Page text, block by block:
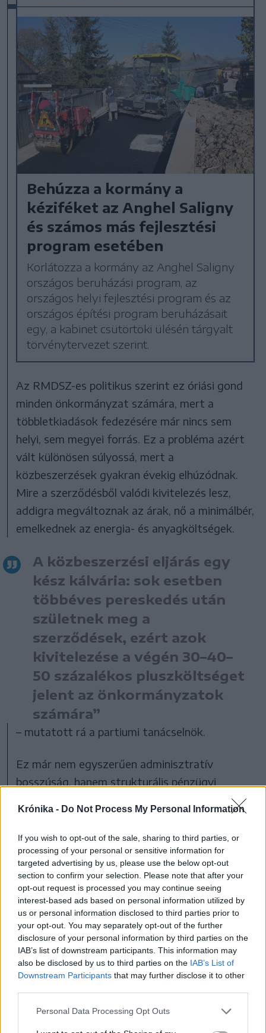
Krónika - Do Not Process My Personal Information
If you wish to opt-out of the sale, sharing to third parties, or
processing of your personal or sensitive information for
targeted advertising by us, please use the below opt-out
section to confirm your selection. Please note that after your
opt-out request is processed you may continue seeing
interest-based ads based on personal information utilized by
us or personal information disclosed to third parties prior to
your opt-out. You may separately opt-out of the further
disclosure of your personal information by third parties on the
IAB’s list of downstream participants. This information may
also be disclosed by us to third parties on the IAB’s List of
Downstream Participants that may further disclose it to other
Personal Data Processing Opt Outs
Behúzza a kormány a
kéziféket az Anghel Saligny
és számos más fejlesztési
program esetében
Korlátozza a kormány az Anghel Saligny
országos beruházási program, az
országos helyi fejlesztési program és az
országos építési program beruházásait
egy, a kabinet csütörtöki ülésén tárgyalt
törvénytervezet szerint.
Az RMDSZ-es politikus szerint ez óriási gond
minden önkormányzat számára, mert a
többletkiadások fedezésére már nincs sem
helyi, sem megyei forrás. Ez a probléma azért
vált különösen súlyossá, mert a
közbeszerzések gyakran évekig elhúzódnak.
Mire a szerződésből valódi kivitelezés lesz,
addigra megváltoznak az árak, nő a minimálbér,
emelkednek az energia- és anyagköltségek.
A közbeszerzési eljárás egy
kész kálvária: sok esetben
többéves pereskedés után
születnek meg a
szerződések, ezért azok
kivitelezése a végén 30–40–
50 százalékos pluszköltséget
jelent az önkormányzatok
számára”
– mutatott rá a partiumi tanácselnök.
Ez már nem egyszerűen adminisztratív
bosszúság, hanem strukturális pénzügyi
csapda. Az önkormányzatok ugyan még be
tudják kalkulálni a 20 százalékos önrészt, de
azt már nem, hogy a végén mekkora
többletfizetés jelentkezik majd. Ilyen
körülmények között senki sem tud tervezni, a
polgármesterek pedig joggal aggódnak amiatt,
hogy a végén miből fizetik ki a kivitelezők
pluszköltségeit. Minderre rátevődik az
energiaválság és az infláció nyomán
elszabadult áremelkedés. Ez a bizonytalanság
a helyi költségvetések szintjén gyakorlatilag
azt jelenti, hogy az önkormányzatok sok
esetben vakrepülésben vállalnak többéves